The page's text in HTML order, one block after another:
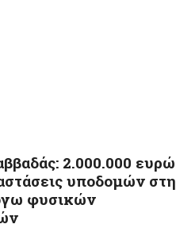
2.000.000 ευρώ
υποδομών στη
φυσικών